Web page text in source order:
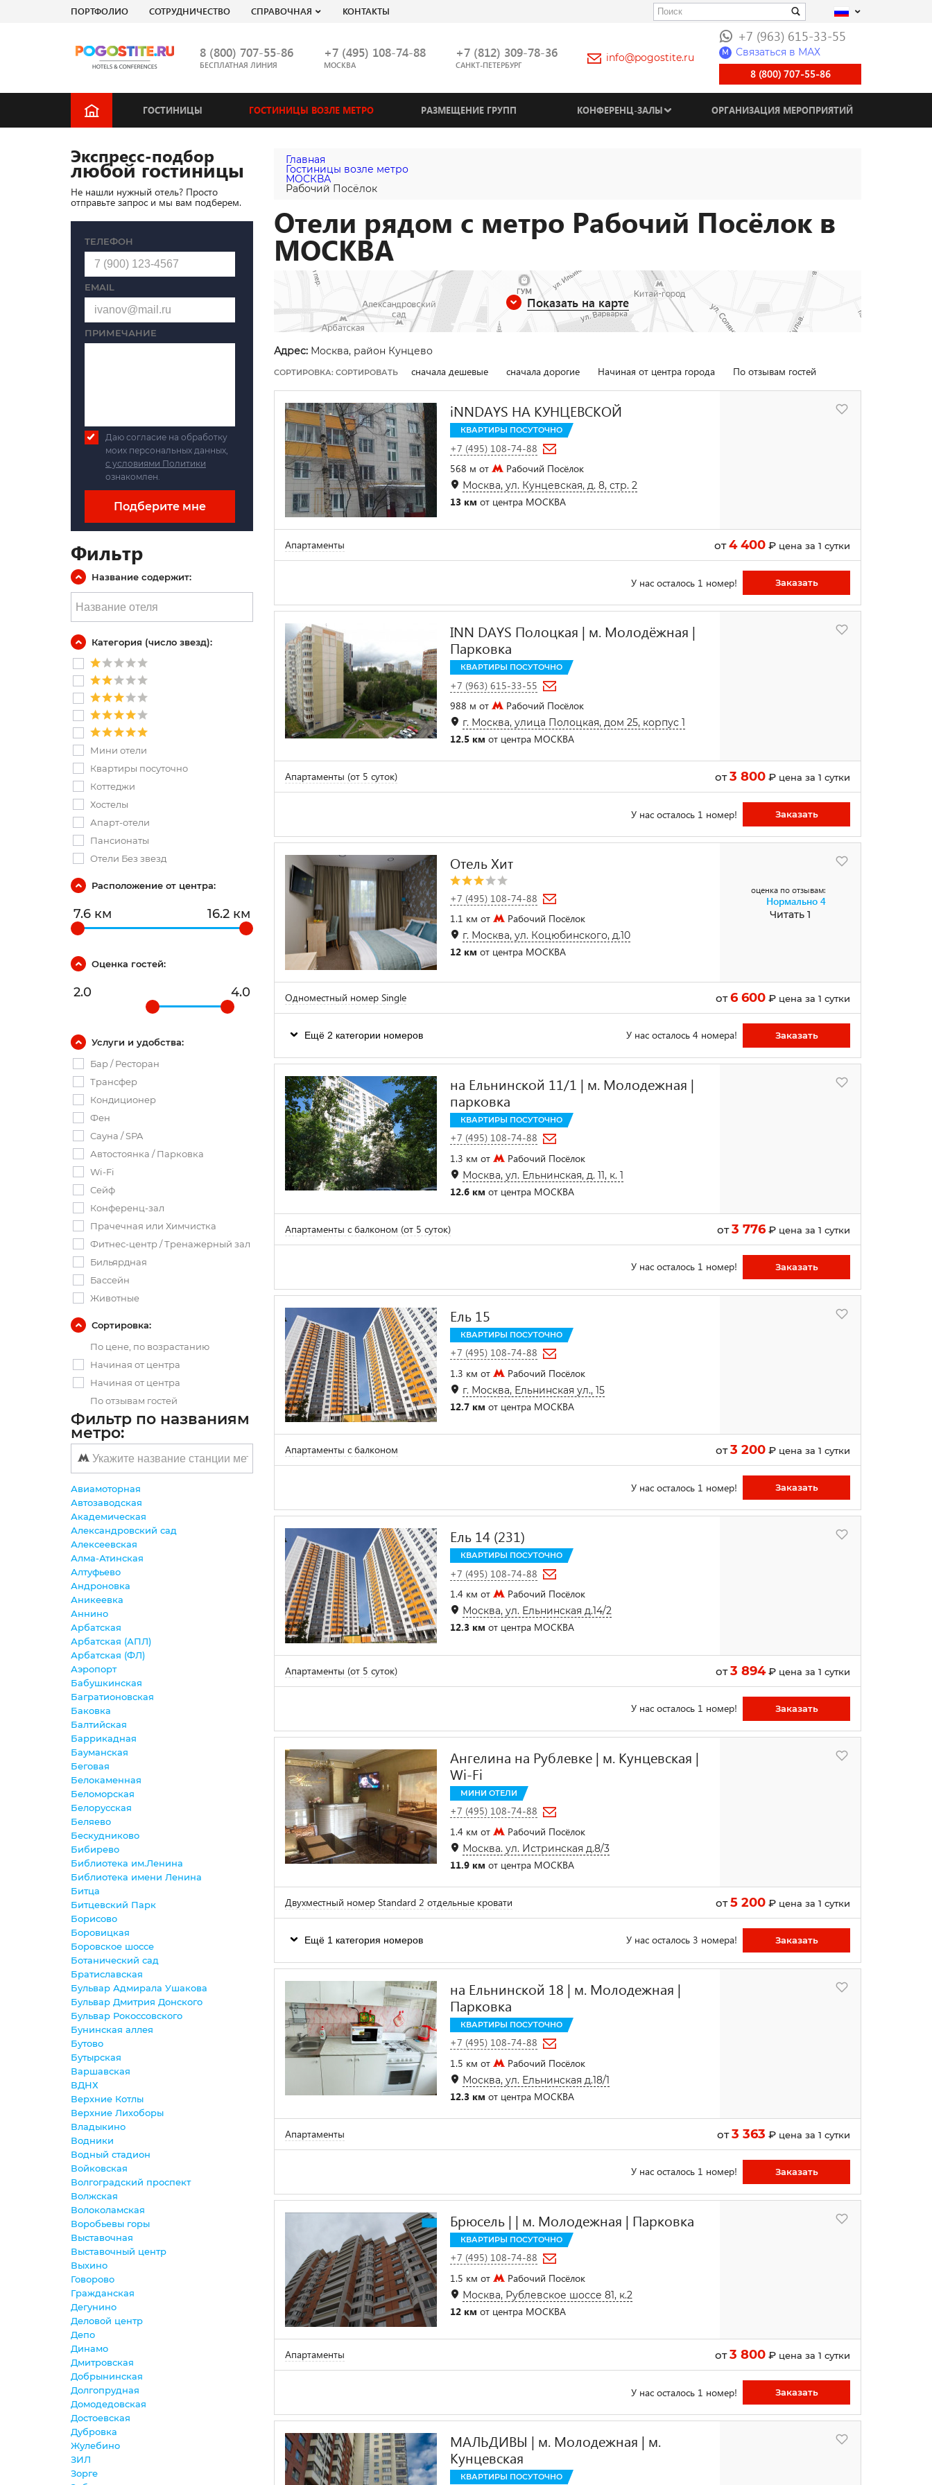
ПОРТФОЛИО СОТРУДНИЧЕСТВО СПРАВОЧНАЯ КОНТАКТЫ
8 (800) 707-55-86
БЕСПЛАТНАЯ ЛИНИЯ
+7 (495) 108-74-88
МОСКВА
+7 (812) 309-78-36
САНКТ-ПЕТЕРБУРГ
info@pogostite.ru
+7 (963) 615-33-55
M Связаться в МАХ
8 (800) 707-55-86
ГОСТИНИЦЫ ГОСТИНИЦЫ ВОЗЛЕ МЕТРО РАЗМЕЩЕНИЕ ГРУПП КОНФЕРЕНЦ-ЗАЛЫ ОРГАНИЗАЦИЯ МЕРОПРИЯТИЙ
Главная
Гостиницы возле метро
МОСКВА
Рабочий Посёлок
Отели рядом с метро Рабочий Посёлок в
МОСКВА
Показать на карте
Адрес:Москва, район Кунцево
СОРТИРОВКА: СОРТИРОВАТЬ сначала дешевые сначала дорогие Начиная от центра города По отзывам гостей
iNNDAYS НА КУНЦЕВСКОЙ
КВАРТИРЫ ПОСУТОЧНО
+7 (495) 108-74-88
568 м от
Рабочий Посёлок
Москва, ул. Кунцевская, д. 8, стр. 2
13 км от центра МОСКВА
Апартаменты от4 400₽ цена за 1 сутки
У нас осталось 1 номер! Заказать
INN DAYS Полоцкая | м. Молодёжная |
Парковка
КВАРТИРЫ ПОСУТОЧНО
+7 (963) 615-33-55
988 м от
Рабочий Посёлок
г. Москва, улица Полоцкая, дом 25, корпус 1
12.5 км от центра МОСКВА
Апартаменты (от 5 суток) от3 800₽ цена за 1 сутки
У нас осталось 1 номер! Заказать
Отель Хит
+7 (495) 108-74-88
1.1 км от
Рабочий Посёлок
г. Москва, ул. Коцюбинского, д.10
12 км от центра МОСКВА
оценка по отзывам:
Нормально 4
Читать 1
Одноместный номер Single от6 600₽ цена за 1 сутки
Ещё 2 категории номеров У нас осталось 4 номера! Заказать
на Ельнинской 11/1 | м. Молодежная |
парковка
КВАРТИРЫ ПОСУТОЧНО
+7 (495) 108-74-88
1.3 км от
Рабочий Посёлок
Москва, ул. Ельнинская, д. 11, к. 1
12.6 км от центра МОСКВА
Апартаменты с балконом (от 5 суток) от3 776₽ цена за 1 сутки
У нас осталось 1 номер! Заказать
Ель 15
КВАРТИРЫ ПОСУТОЧНО
+7 (495) 108-74-88
1.3 км от
Рабочий Посёлок
г. Москва, Ельнинская ул., 15
12.7 км от центра МОСКВА
Апартаменты с балконом от3 200₽ цена за 1 сутки
У нас осталось 1 номер! Заказать
Ель 14 (231)
КВАРТИРЫ ПОСУТОЧНО
+7 (495) 108-74-88
1.4 км от
Рабочий Посёлок
Москва, ул. Ельнинская д.14/2
12.3 км от центра МОСКВА
Апартаменты (от 5 суток) от3 894₽ цена за 1 сутки
У нас осталось 1 номер! Заказать
Ангелина на Рублевке | м. Кунцевская |
Wi-Fi
МИНИ ОТЕЛИ
+7 (495) 108-74-88
1.4 км от
Рабочий Посёлок
Москва. ул. Истринская д.8/3
11.9 км от центра МОСКВА
Двухместный номер Standard 2 отдельные кровати от5 200₽ цена за 1 сутки
Ещё 1 категория номеров У нас осталось 3 номера! Заказать
на Ельнинской 18 | м. Молодежная |
Парковка
КВАРТИРЫ ПОСУТОЧНО
+7 (495) 108-74-88
1.5 км от
Рабочий Посёлок
Москва, ул. Ельнинская д.18/1
12.3 км от центра МОСКВА
Апартаменты от3 363 ₽ цена за 1 сутки
У нас осталось 1 номер! Заказать
Брюсель | | м. Молодежная | Парковка
КВАРТИРЫ ПОСУТОЧНО
+7 (495) 108-74-88
1.5 км от
Рабочий Посёлок
Москва, Рублевское шоссе 81, к.2
12 км от центра МОСКВА
Апартаменты от3 800₽ цена за 1 сутки
У нас осталось 1 номер! Заказать
МАЛЬДИВЫ | м. Молодежная | м.
Кунцевская
КВАРТИРЫ ПОСУТОЧНО
Экспресс-подбор
любой гостиницы
Не нашли нужный отель? Просто
отправьте запрос и мы вам подберем.
ТЕЛЕФОН
EMAIL
ПРИМЕЧАНИЕ
Даю согласие на обработку
моих персональных данных,
с условиями Политики
ознакомлен.
Подберите мне
Фильтр
Название содержит:
Категория (число звезд):
Мини отели
Квартиры посуточно
Коттеджи
Хостелы
Апарт-отели
Пансионаты
Отели Без звезд
Расположение от центра:
7.6 км 16.2 км
Оценка гостей:
2.0 4.0
Услуги и удобства:
Бар / Ресторан
Трансфер
Кондиционер
Фен
Сауна / SPA
Автостоянка / Парковка
Wi-Fi
Сейф
Конференц-зал
Прачечная или Химчистка
Фитнес-центр / Тренажерный зал
Бильярдная
Бассейн
Животные
Сортировка:
По цене, по возрастанию
Начиная от центра
Начиная от центра
По отзывам гостей
Фильтр по названиям
метро:
Авиамоторная
Автозаводская
Академическая
Александровский сад
Алексеевская
Алма-Атинская
Алтуфьево
Андроновка
Аникеевка
Аннино
Арбатская
Арбатская (АПЛ)
Арбатская (ФЛ)
Аэропорт
Бабушкинская
Багратионовская
Баковка
Балтийская
Баррикадная
Бауманская
Беговая
Белокаменная
Беломорская
Белорусская
Беляево
Бескудниково
Бибирево
Библиотека им.Ленина
Библиотека имени Ленина
Битца
Битцевский Парк
Борисово
Боровицкая
Боровское шоссе
Ботанический сад
Братиславская
Бульвар Адмирала Ушакова
Бульвар Дмитрия Донского
Бульвар Рокоссовского
Бунинская аллея
Бутово
Бутырская
Варшавская
ВДНХ
Верхние Котлы
Верхние Лихоборы
Владыкино
Водники
Водный стадион
Войковская
Волгоградский проспект
Волжская
Волоколамская
Воробьевы горы
Выставочная
Выставочный центр
Выхино
Говорово
Гражданская
Дегунино
Деловой центр
Депо
Динамо
Дмитровская
Добрынинская
Долгопрудная
Домодедовская
Достоевская
Дубровка
Жулебино
ЗИЛ
Зорге